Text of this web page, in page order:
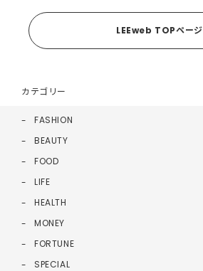
LEEweb TOPページ
カテゴリー
FASHION
BEAUTY
FOOD
LIFE
HEALTH
MONEY
FORTUNE
SPECIAL